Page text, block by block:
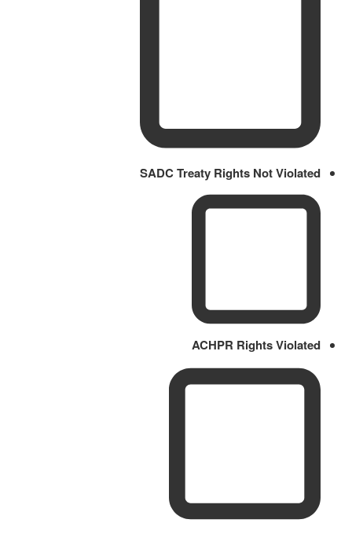
SADC Treaty Rights Not Violated
ACHPR Rights Violated